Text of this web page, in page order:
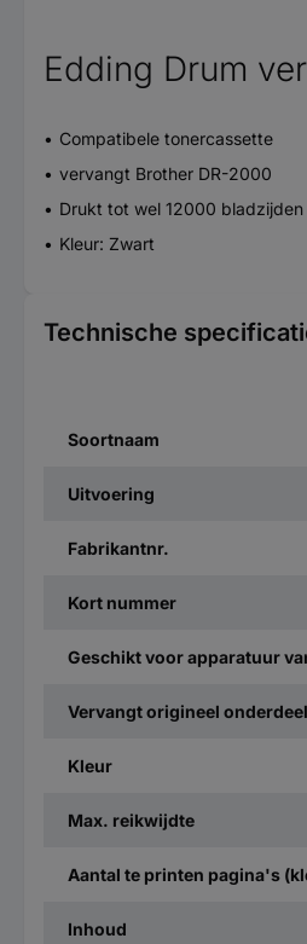
Edding Drum
Compatibele tonercassette
vervangt Brother DR-2000
Drukt tot wel 12000 bladzijden
Kleur: Zwart
Technische
Soortnaam
Uitvoering
Fabrikantnr.
Kort nummer
Geschikt voor apparatuur
Vervangt origineel onderdeel
Kleur
Max. reikwijdte
Aantal te printen pagina's
Inhoud